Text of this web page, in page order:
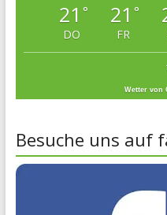
21 °
DO
21 °
FR
Wetter von
Besuche uns auf